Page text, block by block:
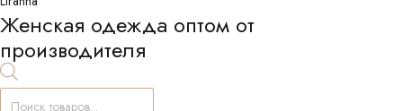
Женская одежда оптом от
производителя
Поиск